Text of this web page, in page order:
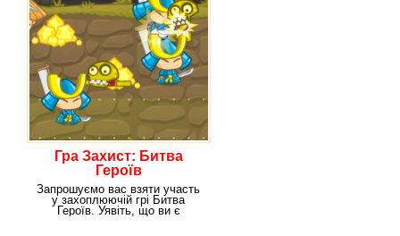
Гра Захист: Битва
Героїв
Запрошуємо вас взяти участь
у захоплюючій грі Битва
Героїв. Уявіть, що ви є